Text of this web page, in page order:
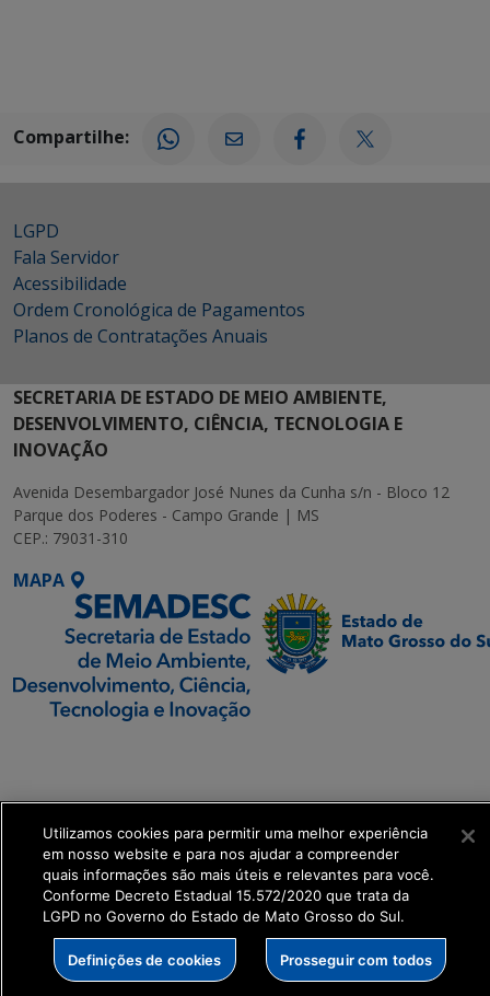
Compartilhe:
LGPD
Fala Servidor
Acessibilidade
Ordem Cronológica de Pagamentos
Planos de Contratações Anuais
SECRETARIA DE ESTADO DE MEIO AMBIENTE,
DESENVOLVIMENTO, CIÊNCIA, TECNOLOGIA E
INOVAÇÃO
Avenida Desembargador José Nunes da Cunha s/n - Bloco 12
Parque dos Poderes - Campo Grande | MS
CEP.: 79031-310
MAPA
Transformação Digital
get_footer();
Utilizamos cookies para permitir uma melhor experiência
em nosso website e para nos ajudar a compreender
quais informações são mais úteis e relevantes para você.
Conforme Decreto Estadual 15.572/2020 que trata da
LGPD no Governo do Estado de Mato Grosso do Sul.
Definições de cookies Prosseguir com todos